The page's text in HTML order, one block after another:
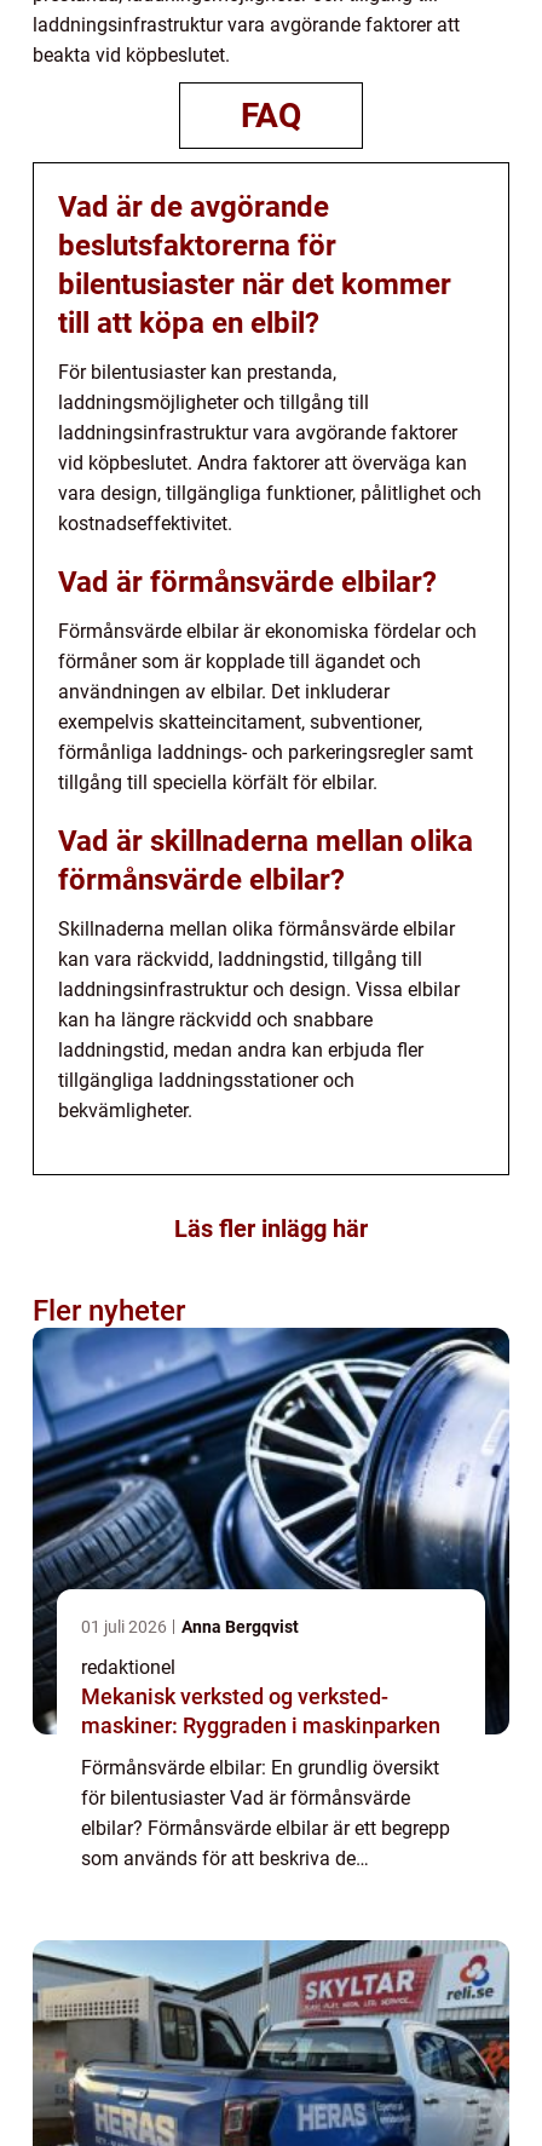
laddningsinfrastruktur vara avgörande faktorer att
beakta vid köpbeslutet.
FAQ
Vad är de avgörande
beslutsfaktorerna för
bilentusiaster när det kommer
till att köpa en elbil?
För bilentusiaster kan prestanda,
laddningsmöjligheter och tillgång till
laddningsinfrastruktur vara avgörande faktorer
vid köpbeslutet. Andra faktorer att överväga kan
vara design, tillgängliga funktioner, pålitlighet och
kostnadseffektivitet.
Vad är förmånsvärde elbilar?
Förmånsvärde elbilar är ekonomiska fördelar och
förmåner som är kopplade till ägandet och
användningen av elbilar. Det inkluderar
exempelvis skatteincitament, subventioner,
förmånliga laddnings- och parkeringsregler samt
tillgång till speciella körfält för elbilar.
Vad är skillnaderna mellan olika
förmånsvärde elbilar?
Skillnaderna mellan olika förmånsvärde elbilar
kan vara räckvidd, laddningstid, tillgång till
laddningsinfrastruktur och design. Vissa elbilar
kan ha längre räckvidd och snabbare
laddningstid, medan andra kan erbjuda fler
tillgängliga laddningsstationer och
bekvämligheter.
Läs fler inlägg här
Fler nyheter
01 juli 2026 Anna Bergqvist
redaktionel
Mekanisk verksted og verksted-
maskiner: Ryggraden i maskinparken
Förmånsvärde elbilar: En grundlig översikt
för bilentusiaster Vad är förmånsvärde
elbilar? Förmånsvärde elbilar är ett begrepp
som används för att beskriva de